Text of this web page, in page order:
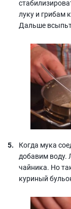
луку и грибам
Дальше
Когда мука
добавим воду.
чайника. Но
куриный